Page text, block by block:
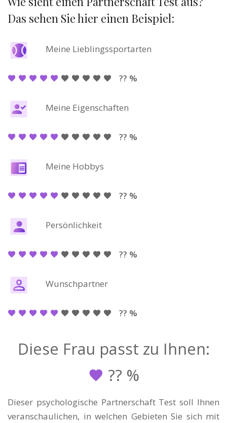
Das sehen Sie hier einen Beispiel:
Meine Lieblingssportarten
?? %
Meine Eigenschaften
?? %
Meine Hobbys
?? %
Persönlichkeit
?? %
Wunschpartner
?? %
Diese Frau passt zu Ihnen:
?? %
Dieser psychologische Partnerschaft Test soll Ihnen
veranschaulichen, in welchen Gebieten Sie sich mit